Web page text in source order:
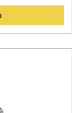
der Auspuff
Design aus. Das
frei
hohe